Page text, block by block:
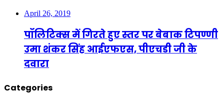
April 26, 2019
पॉलिटिक्स में गिरते हुए स्तर पर बेबाक टिपण्णी
उमा शंकर सिंह आईएफएस, पीएचडी जी के
दवारा
Categories